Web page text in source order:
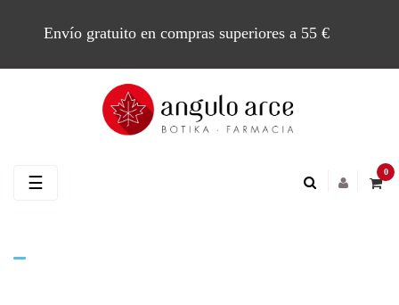
Envío gratuito en compras superiores a 55 €
0
Navegación
☰